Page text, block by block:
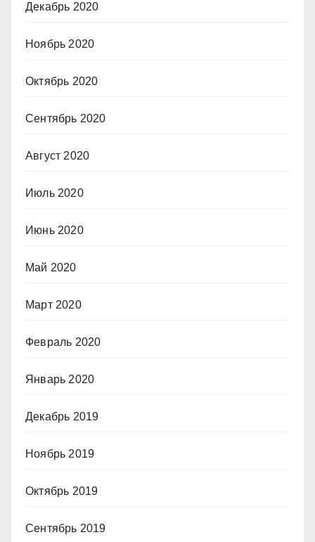
Декабрь 2020
Ноябрь 2020
Октябрь 2020
Сентябрь 2020
Август 2020
Июль 2020
Июнь 2020
Май 2020
Март 2020
Февраль 2020
Январь 2020
Декабрь 2019
Ноябрь 2019
Октябрь 2019
Сентябрь 2019